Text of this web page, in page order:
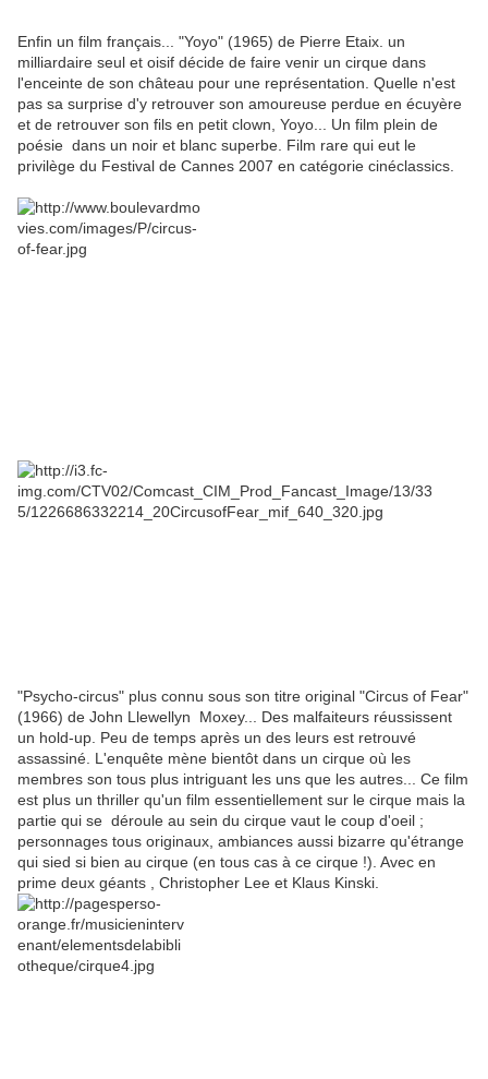
Enfin un film français... "Yoyo" (1965) de Pierre Etaix. un
milliardaire seul et oisif décide de faire venir un cirque dans
l'enceinte de son château pour une représentation. Quelle n'est
pas sa surprise d'y retrouver son amoureuse perdue en écuyère
et de retrouver son fils en petit clown, Yoyo... Un film plein de
poésie dans un noir et blanc superbe. Film rare qui eut le
privilège du Festival de Cannes 2007 en catégorie cinéclassics.
"Psycho-circus" plus connu sous son titre original "Circus of Fear"
(1966) de John Llewellyn Moxey... Des malfaiteurs réussissent
un hold-up. Peu de temps après un des leurs est retrouvé
assassiné. L'enquête mène bientôt dans un cirque où les
membres son tous plus intriguant les uns que les autres... Ce film
est plus un thriller qu'un film essentiellement sur le cirque mais la
partie qui se déroule au sein du cirque vaut le coup d'oeil ;
personnages tous originaux, ambiances aussi bizarre qu'étrange
qui sied si bien au cirque (en tous cas à ce cirque !). Avec en
prime deux géants , Christopher Lee et Klaus Kinski.